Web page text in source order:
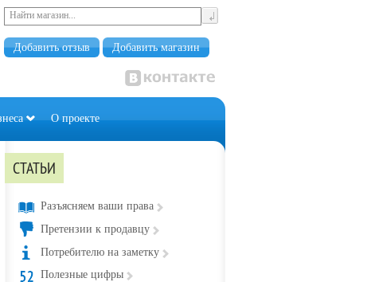
Добавить отзыв Добавить магазин
О проекте
СТАТЬИ
Разъясняем ваши права
Претензии к продавцу
Потребителю на заметку
Полезные цифры